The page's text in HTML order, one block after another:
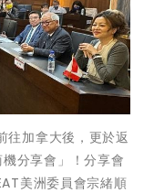
往加拿大後，更於返
分享會」！分享會
美洲委員會宗緒順